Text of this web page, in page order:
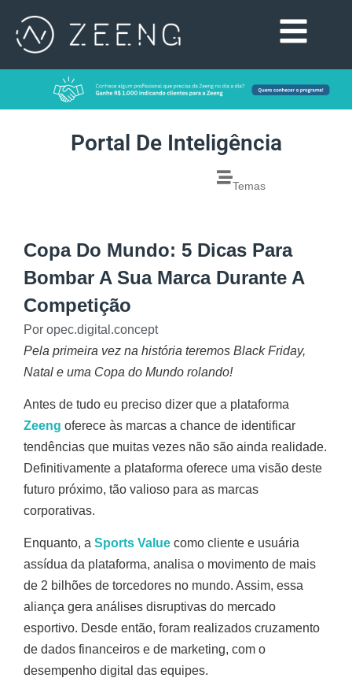
Portal De Inteligência
Temas
Copa Do Mundo: 5 Dicas Para
Bombar A Sua Marca Durante A
Competição
Por opec.digital.concept
Pela primeira vez na história teremos Black Friday,
Natal e uma Copa do Mundo rolando!
Antes de tudo eu preciso dizer que a plataforma
Zeeng oferece às marcas a chance de identificar
tendências que muitas vezes não são ainda realidade.
Definitivamente a plataforma oferece uma visão deste
futuro próximo, tão valioso para as marcas
corporativas.
Enquanto, a Sports Value como cliente e usuária
assídua da plataforma, analisa o movimento de mais
de 2 bilhões de torcedores no mundo. Assim, essa
aliança gera análises disruptivas do mercado
esportivo. Desde então, foram realizados cruzamento
de dados financeiros e de marketing, com o
desempenho digital das equipes.